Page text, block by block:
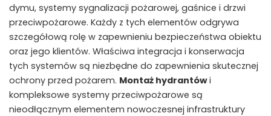
dymu, systemy sygnalizacji pożarowej, gaśnice i drzwi
przeciwpożarowe. Każdy z tych elementów odgrywa
szczegółową rolę w zapewnieniu bezpieczeństwa obiektu
oraz jego klientów. Właściwa integracja i konserwacja
tych systemów są niezbędne do zapewnienia skutecznej
ochrony przed pożarem. Montaż hydrantówi
kompleksowe systemy przeciwpożarowe są
nieodłącznym elementem nowoczesnej infrastruktury